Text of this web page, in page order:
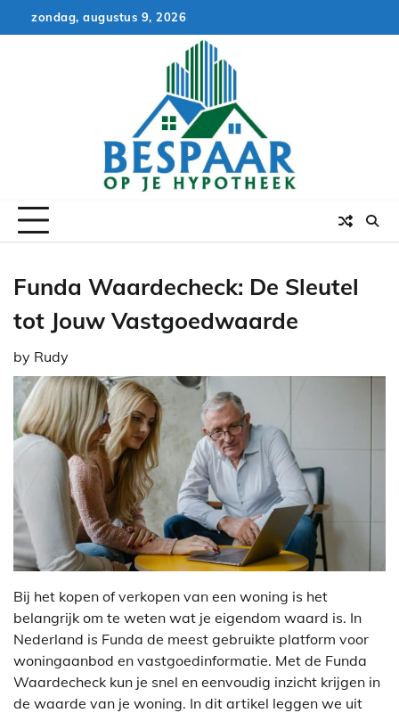
to
zondag, augustus 9, 2026
Funda Waardecheck: De Sleutel
tot Jouw Vastgoedwaarde
by Rudy
Bij het kopen of verkopen van een woning is het
belangrijk om te weten wat je eigendom waard is. In
Nederland is Funda de meest gebruikte platform voor
woningaanbod en vastgoedinformatie. Met de Funda
Waardecheck kun je snel en eenvoudig inzicht krijgen in
de waarde van je woning. In dit artikel leggen we uit